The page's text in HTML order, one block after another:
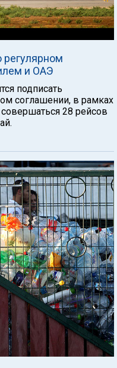
регулярном
и ОАЭ
подписать
соглашении, в рамках
28 рейсов